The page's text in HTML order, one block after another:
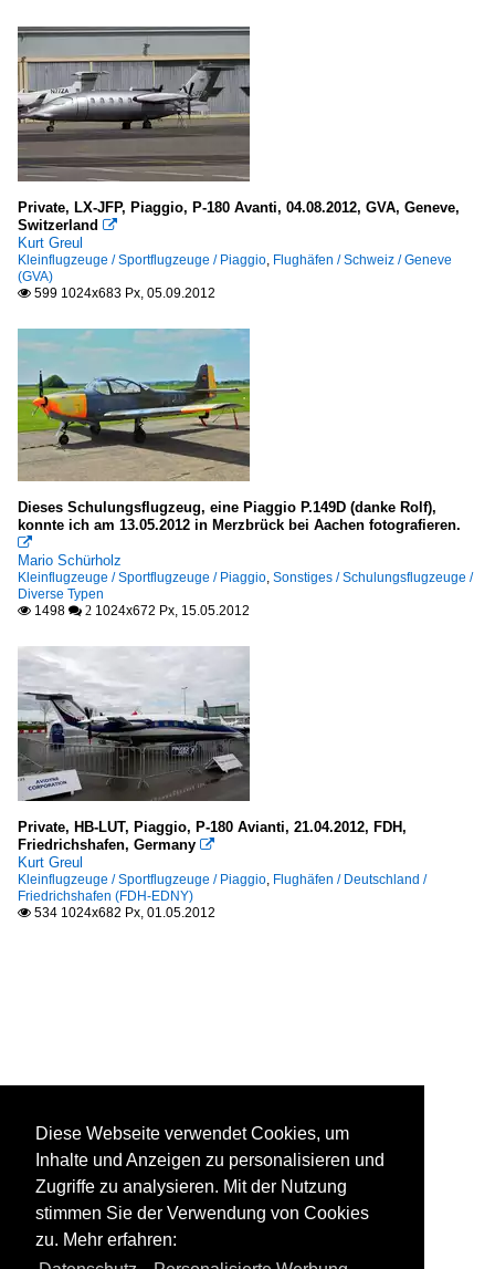
Private, LX-JFP, Piaggio, P-180 Avanti, 04.08.2012, GVA, Geneve,
Switzerland 
Kurt Greul
Kleinflugzeuge / Sportflugzeuge / Piaggio, Flughäfen / Schweiz / Geneve
(GVA)
 599 1024x683 Px, 05.09.2012
Dieses Schulungsflugzeug, eine Piaggio P.149D (danke Rolf),
konnte ich am 13.05.2012 in Merzbrück bei Aachen fotografieren.

Mario Schürholz
Kleinflugzeuge / Sportflugzeuge / Piaggio, Sonstiges / Schulungsflugzeuge /
Diverse Typen
 1498  2 1024x672 Px, 15.05.2012
Private, HB-LUT, Piaggio, P-180 Avianti, 21.04.2012, FDH,
Friedrichshafen, Germany 
Kurt Greul
Kleinflugzeuge / Sportflugzeuge / Piaggio, Flughäfen / Deutschland /
Friedrichshafen (FDH-EDNY)
 534 1024x682 Px, 01.05.2012
Diese Webseite verwendet Cookies, um
Inhalte und Anzeigen zu personalisieren und
Zugriffe zu analysieren. Mit der Nutzung
stimmen Sie der Verwendung von Cookies
zu. Mehr erfahren: